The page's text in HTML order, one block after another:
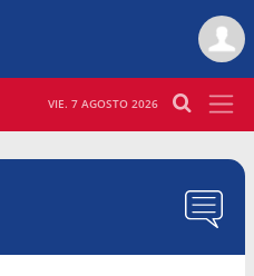
VIE. 7 AGOSTO 2026